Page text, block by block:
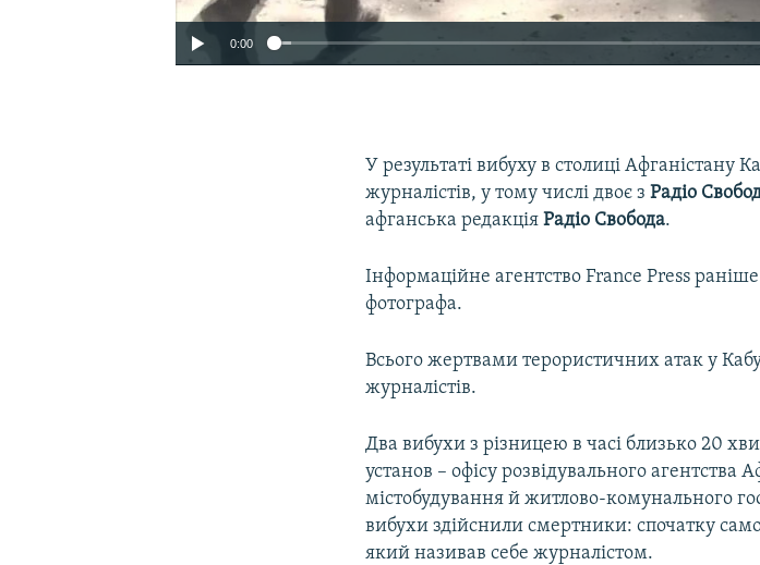
0:00
У результаті вибуху в столиці Афганістану
журналістів, у тому числі двоє зРадіо
афганська редакціяРадіо Свобода.
Інформаційне агентство France Press
фотографа.
Всього жертвами терористичних атак у
журналістів.
Два вибухи з різницею в часі близько 20
установ – офісу розвідувального агентства
містобудування й житлово-комунального
вибухи здійснили смертники: спочатку
який називав себе журналістом.